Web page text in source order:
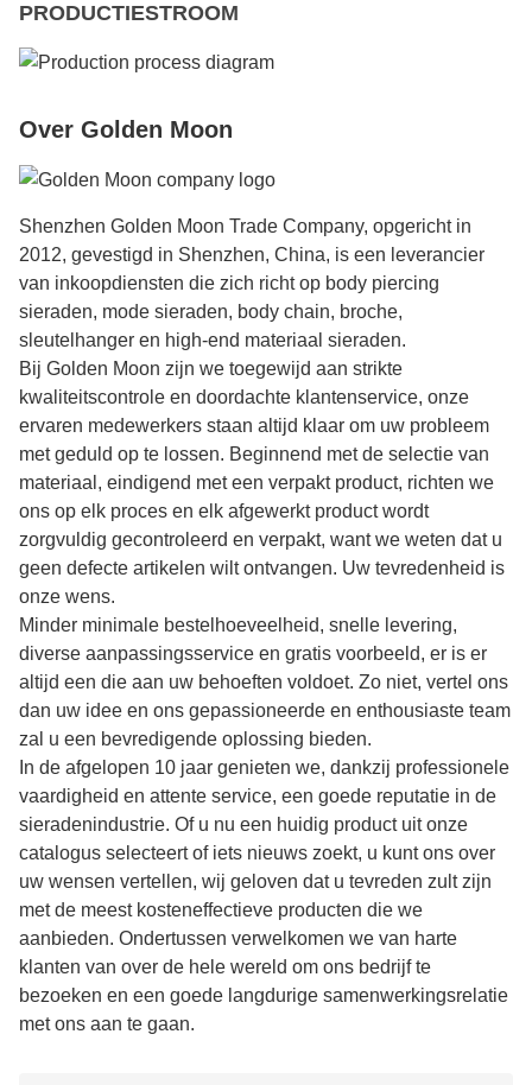
PRODUCTIESTROOM
Over Golden Moon
Shenzhen Golden Moon Trade Company, opgericht in
2012, gevestigd in Shenzhen, China, is een leverancier
van inkoopdiensten die zich richt op body piercing
sieraden, mode sieraden, body chain, broche,
sleutelhanger en high-end materiaal sieraden.
Bij Golden Moon zijn we toegewijd aan strikte
kwaliteitscontrole en doordachte klantenservice, onze
ervaren medewerkers staan altijd klaar om uw probleem
met geduld op te lossen. Beginnend met de selectie van
materiaal, eindigend met een verpakt product, richten we
ons op elk proces en elk afgewerkt product wordt
zorgvuldig gecontroleerd en verpakt, want we weten dat u
geen defecte artikelen wilt ontvangen. Uw tevredenheid is
onze wens.
Minder minimale bestelhoeveelheid, snelle levering,
diverse aanpassingsservice en gratis voorbeeld, er is er
altijd een die aan uw behoeften voldoet. Zo niet, vertel ons
dan uw idee en ons gepassioneerde en enthousiaste team
zal u een bevredigende oplossing bieden.
In de afgelopen 10 jaar genieten we, dankzij professionele
vaardigheid en attente service, een goede reputatie in de
sieradenindustrie. Of u nu een huidig product uit onze
catalogus selecteert of iets nieuws zoekt, u kunt ons over
uw wensen vertellen, wij geloven dat u tevreden zult zijn
met de meest kosteneffectieve producten die we
aanbieden. Ondertussen verwelkomen we van harte
klanten van over de hele wereld om ons bedrijf te
bezoeken en een goede langdurige samenwerkingsrelatie
met ons aan te gaan.